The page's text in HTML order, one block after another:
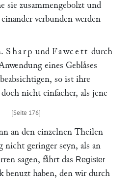
sie zusammengebolzt und
verbunden werden
Sharp undFawcett durch
eines Geblaͤses
so ist ihre
nicht einfacher, als jene
an den einzelnen Theilen
nicht geringer seyn, als an
sagen, faͤhrt das Register
benuzt haben, den wir durch